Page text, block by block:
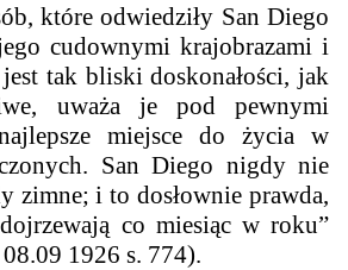
odwiedziły San Diego
cudownymi krajobrazami i
tak bliski doskonałości, jak
uważa je pod pewnymi
miejsce do życia w
San Diego nigdy nie
zimne; i to dosłownie prawda,
co miesiąc w roku”
1926 s. 774).